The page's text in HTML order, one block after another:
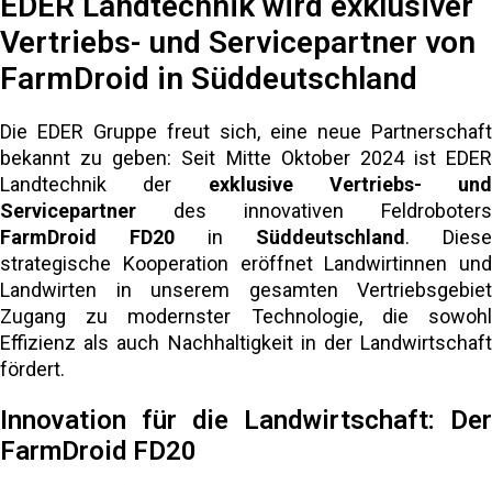
Vertriebs- und Servicepartner von
FarmDroid in Süddeutschland
Die EDER Gruppe freut sich, eine neue Partnerschaft
bekannt zu geben: Seit Mitte Oktober 2024 ist EDER
Landtechnik der exklusive Vertriebs- und
Servicepartner des innovativen Feldroboters
FarmDroid FD20 in Süddeutschland . Diese
strategische Kooperation eröffnet Landwirtinnen und
Landwirten in unserem gesamten Vertriebsgebiet
Zugang zu modernster Technologie, die sowohl
Effizienz als auch Nachhaltigkeit in der Landwirtschaft
fördert.
Innovation für die Landwirtschaft: Der
FarmDroid FD20